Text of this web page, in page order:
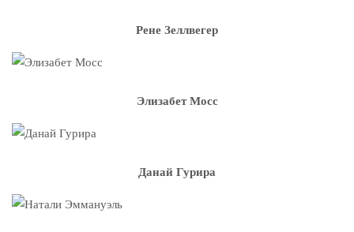
Рене Зеллвегер
Элизабет Мосс
Данай Гурира